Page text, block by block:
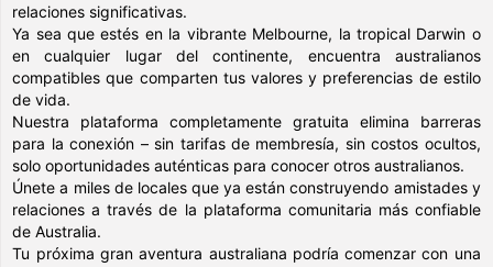
relaciones significativas.
Ya sea que estés en la vibrante Melbourne, la tropical Darwin o
en cualquier lugar del continente, encuentra australianos
compatibles que comparten tus valores y preferencias de estilo
de vida.
Nuestra plataforma completamente gratuita elimina barreras
para la conexión – sin tarifas de membresía, sin costos ocultos,
solo oportunidades auténticas para conocer otros australianos.
Únete a miles de locales que ya están construyendo amistades y
relaciones a través de la plataforma comunitaria más confiable
de Australia.
Tu próxima gran aventura australiana podría comenzar con una